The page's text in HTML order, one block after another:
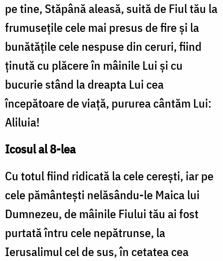
pe tine, Stăpână aleasă, suită de Fiul tău la
frumuseţile cele mai presus de fire şi la
bunătăţile cele nespuse din ceruri, fiind
ţinută cu plăcere în mâinile Lui şi cu
bucurie stând la dreapta Lui cea
începătoare de viaţă, pururea cântăm Lui:
Aliluia!
Icosul al 8-lea
Cu totul fiind ridicată la cele cereşti, iar pe
cele pământeşti nelăsându-le Maica lui
Dumnezeu, de mâinile Fiului tău ai fost
purtată întru cele nepătrunse, la
Ierusalimul cel de sus, în cetatea cea